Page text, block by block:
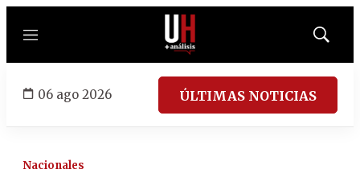
Menú
Mostrar
06 ago 2026 ÚLTIMAS NOTICIAS
Nacionales